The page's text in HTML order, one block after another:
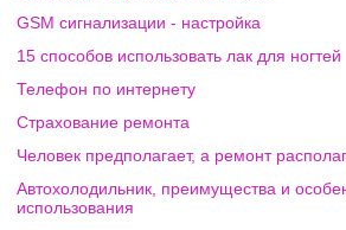
GSM сигнализации - настройка
15 способов использовать лак для ногтей
Телефон по интернету
Страхование ремонта
Человек предполагает, а ремонт
Автохолодильник, преимущества и
использования